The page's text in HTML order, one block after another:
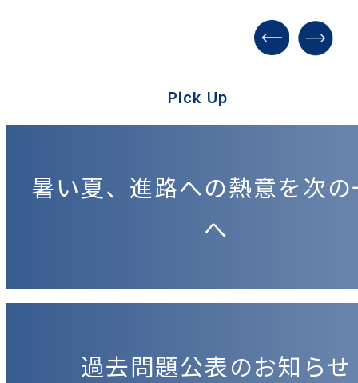
Pick Up
暑い夏、進路への熱意を次
へ
過去問題公表のお知らせ